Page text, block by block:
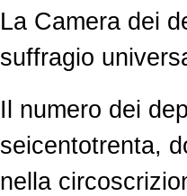
La Camera dei
suffragio
Il numero dei
seicentotrenta,
nella